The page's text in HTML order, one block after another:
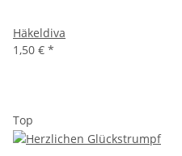
Häkeldiva
1,50 € *
Top